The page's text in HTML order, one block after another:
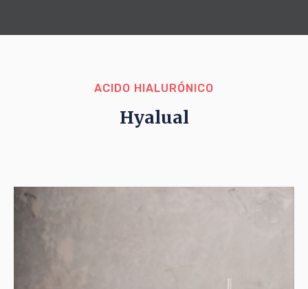
ACIDO HIALURÓNICO
Hyalual